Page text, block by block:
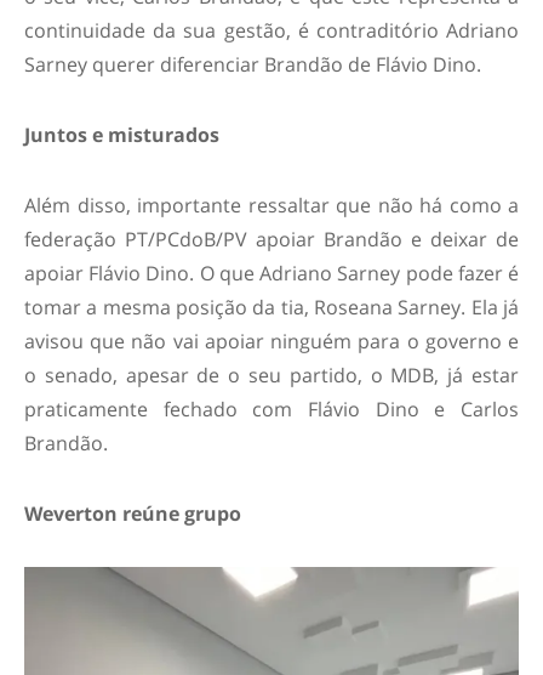
continuidade da sua gestão, é contraditório Adriano
Sarney querer diferenciar Brandão de Flávio Dino.
Juntos e misturados
Além disso, importante ressaltar que não há como a
federação PT/PCdoB/PV apoiar Brandão e deixar de
apoiar Flávio Dino. O que Adriano Sarney pode fazer é
tomar a mesma posição da tia, Roseana Sarney. Ela já
avisou que não vai apoiar ninguém para o governo e
o senado, apesar de o seu partido, o MDB, já estar
praticamente fechado com Flávio Dino e Carlos
Brandão.
Weverton reúne grupo